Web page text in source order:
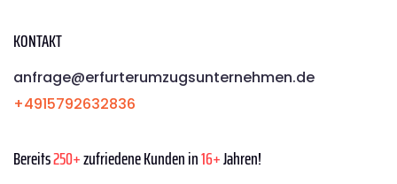
KONTAKT
anfrage@erfurterumzugsunternehmen.de
+4915792632836
Bereits250+zufriedene Kunden in16+Jahren!